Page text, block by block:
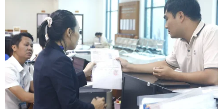
#Meta #LG Electronics Hàn Quốc